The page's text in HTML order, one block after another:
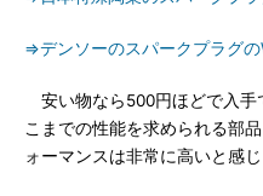
⇒デンソーのスパークプラグの
安い物なら500円ほどで入手
こまでの性能を求められる部
ォーマンスは非常に高いと感